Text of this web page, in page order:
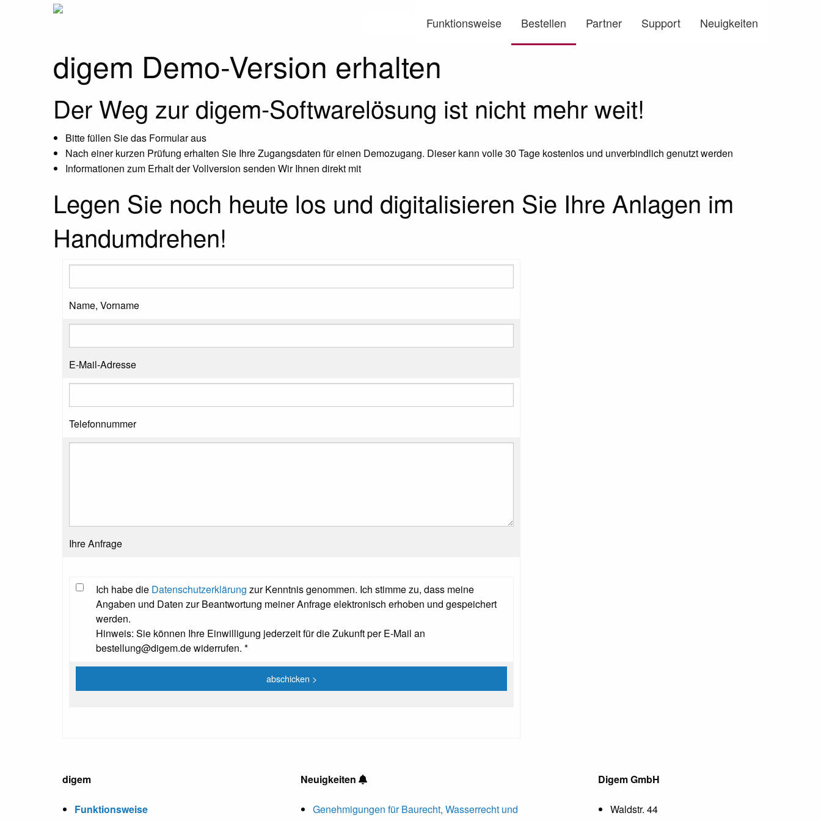
Funktionsweise Bestellen Partner Support Neuigkeiten
digem Demo-Version erhalten
Der Weg zur digem-Softwarelösung ist nicht mehr weit!
Bitte füllen Sie das Formular aus
Nach einer kurzen Prüfung erhalten Sie Ihre Zugangsdaten für einen Demozugang. Dieser kann volle 30 Tage kostenlos und unverbindlich genutzt werden
Informationen zum Erhalt der Vollversion senden Wir Ihnen direkt mit
Legen Sie noch heute los und digitalisieren Sie Ihre Anlagen im
Handumdrehen!
Name, Vorname
E-Mail-Adresse
Telefonnummer
Ihre Anfrage
Ich habe die Datenschutzerklärung zur Kenntnis genommen. Ich stimme zu, dass meine
Angaben und Daten zur Beantwortung meiner Anfrage elektronisch erhoben und gespeichert
werden.
Hinweis: Sie können Ihre Einwilligung jederzeit für die Zukunft per E-Mail an
bestellung@digem.de widerrufen. *
digem
Funktionsweise
Neuigkeiten
Genehmigungen für Baurecht, Wasserrecht und
Digem GmbH
Waldstr. 44